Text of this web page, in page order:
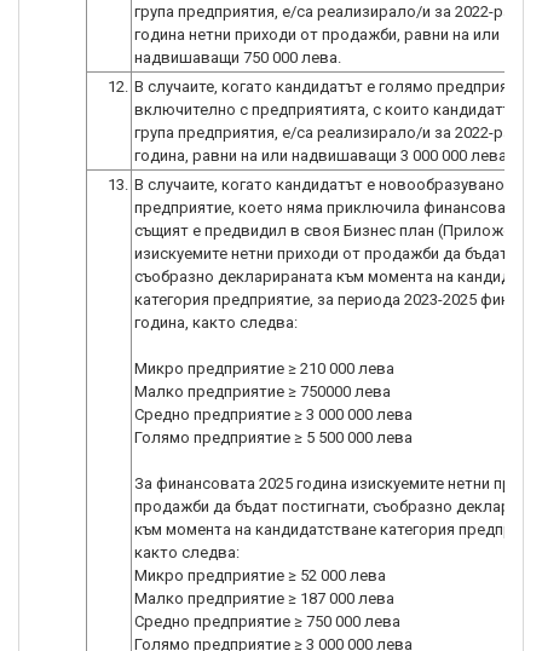
група предприятия, е/са реализирало/и за 2022-ра
година нетни приходи от продажби, равни на или
надвишаващи 750 000 лева.
12. В случаите, когато кандидатът е голямо предприятие,
включително с предприятията, с които кандидатът
група предприятия, е/са реализирало/и за 2022-ра
година, равни на или надвишаващи 3 000 000 лева.
13. В случаите, когато кандидатът е новообразувано
предприятие, което няма приключила финансова
същият е предвидил в своя Бизнес план (Приложение
изискуемите нетни приходи от продажби да бъдат
съобразно декларираната към момента на
категория предприятие, за периода 2023-2025
година, както следва:
Микро предприятие ≥ 210 000 лева
Малко предприятие ≥ 750000 лева
Средно предприятие ≥ 3 000 000 лева
Голямо предприятие ≥ 5 500 000 лева
За финансовата 2025 година изискуемите нетни
продажби да бъдат постигнати, съобразно
към момента на кандидатстване категория
както следва:
Микро предприятие ≥ 52 000 лева
Малко предприятие ≥ 187 000 лева
Средно предприятие ≥ 750 000 лева